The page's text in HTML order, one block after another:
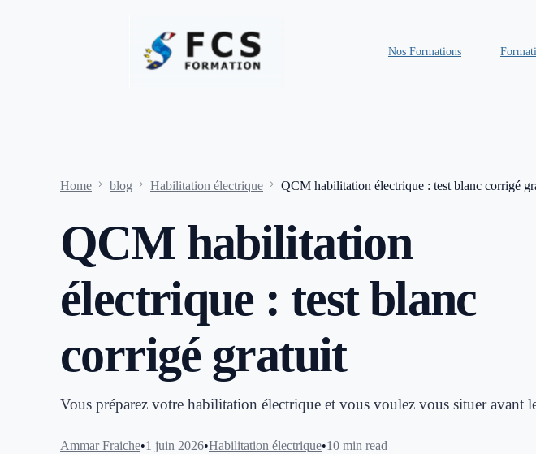
Nos Formations
Home blog Habilitation électrique QCM habilitation électrique : test blanc corrigé
QCM habilitation
électrique : test blanc
corrigé gratuit
Vous préparez votre habilitation électrique et vous voulez vous situer
Ammar Fraiche 1 juin 2026 Habilitation électrique 10 min read